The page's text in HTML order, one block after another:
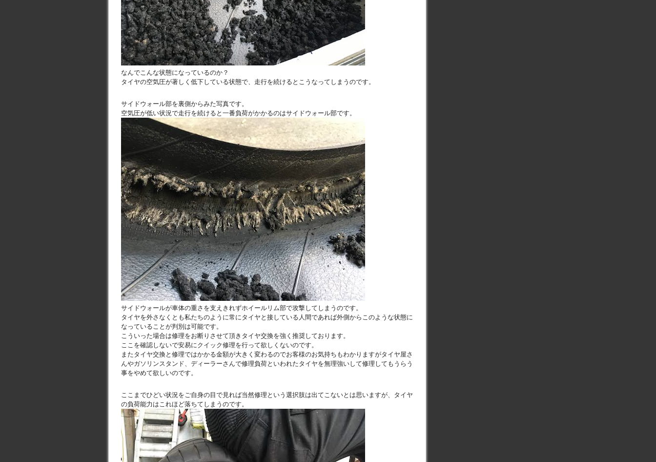
なんでこんな状態になっているのか？
タイヤの空気圧が著しく低下している状態で、走行を続けるとこうなってしまうのです。
サイドウォール部を裏側からみた写真です。
空気圧が低い状況で走行を続けると一番負荷がかかるのはサイドウォール部です。
サイドウォールが車体の重さを支えきれずホイールリム部で攻撃してしまうのです。
タイヤを外さなくとも私たちのように常にタイヤと接している人間であれば外側からこのような状態に
なっていることが判別は可能です。
こういった場合は修理をお断りさせて頂きタイヤ交換を強く推奨しております。
ここを確認しないで安易にクイック修理を行って欲しくないのです。
またタイヤ交換と修理ではかかる金額が大きく変わるのでお客様のお気持ちもわかりますがタイヤ屋さ
んやガソリンスタンド、ディーラーさんで修理負荷といわれたタイヤを無理強いして修理してもうらう
事をやめて欲しいのです。
ここまでひどい状況をご自身の目で見れば当然修理という選択肢は出てこないとは思いますが、タイヤ
の負荷能力はこれほど落ちてしまうのです。